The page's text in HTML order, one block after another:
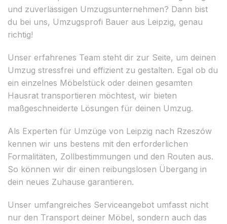
und zuverlässigen Umzugsunternehmen? Dann bist
du bei uns, Umzugsprofi Bauer aus Leipzig, genau
richtig!
Unser erfahrenes Team steht dir zur Seite, um deinen
Umzug stressfrei und effizient zu gestalten. Egal ob du
ein einzelnes Möbelstück oder deinen gesamten
Hausrat transportieren möchtest, wir bieten
maßgeschneiderte Lösungen für deinen Umzug.
Als Experten für Umzüge von Leipzig nach Rzeszów
kennen wir uns bestens mit den erforderlichen
Formalitäten, Zollbestimmungen und den Routen aus.
So können wir dir einen reibungslosen Übergang in
dein neues Zuhause garantieren.
Unser umfangreiches Serviceangebot umfasst nicht
nur den Transport deiner Möbel, sondern auch das